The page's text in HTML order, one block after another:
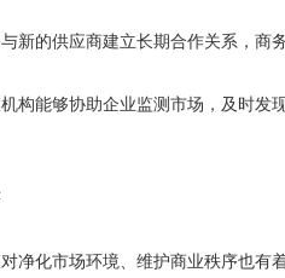
新的供应商建立长期合作关系，
构能够协助企业监测市场，及时
净化市场环境、维护商业秩序也